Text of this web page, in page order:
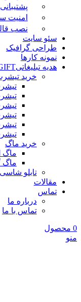
امنیت
نصب
سئو سایت
طراحی گرافیک
نمونه کارها
هدیه تبلیغاتی
خرید
خرید ماگ
ماگ
ماگ
تابلو
مقالات
تماس
درباره ما
تماس با ما
0 محصول
منو